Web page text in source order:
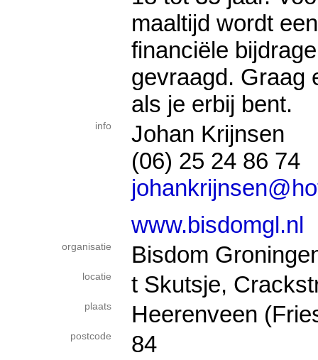
maaltijd wordt
financiële
gevraagd. Graag
als je erbij bent.
info
Johan Krijnsen
(06) 25 24 86 74
www.bisdomgl.nl
organisatie Bisdom
locatie t Skutsje,
plaats Heerenveen
postcode 84